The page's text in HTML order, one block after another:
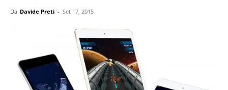
Da Davide Preti - Set 17, 2015